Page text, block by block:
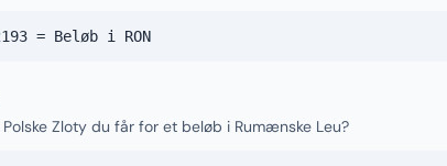
= Beløb i RON
Zloty du får for et beløb i Rumænske Leu?